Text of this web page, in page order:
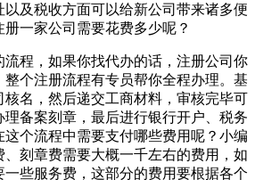
及税收方面可以给新公司带来诸多便
一家公司需要花费多少呢？
程，如果你找代办的话，注册公司你
整个注册流程有专员帮你全程办理。基
名，然后递交工商材料，审核完毕可
理备案刻章，最后进行银行开户、税务
个流程中需要支付哪些费用呢？小编
刻章费需要大概一千左右的费用，如
些服务费，这部分的费用要根据各个